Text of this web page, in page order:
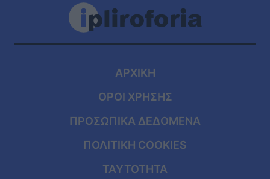
ΑΡΧΙΚΗ
ΟΡΟΙ ΧΡΗΣΗΣ
ΠΡΟΣΩΠΙΚΑ ΔΕΔΟΜΕΝΑ
ΠΟΛΙΤΙΚΗ COOKIES
ΤΑΥΤΟΤΗΤΑ